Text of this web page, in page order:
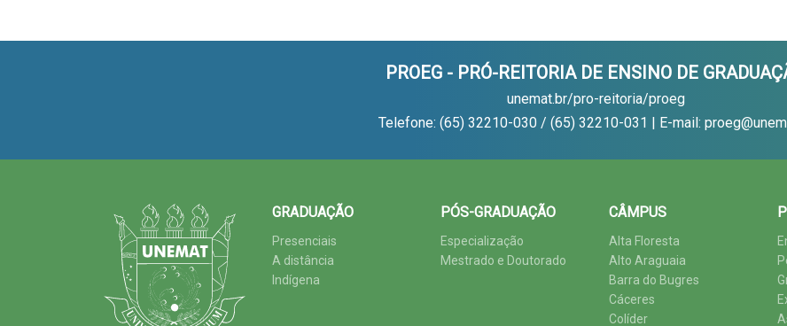
PROEG - PRÓ-REITORIA DE ENSINO DE
unemat.br/pro-reitoria/proeg
Telefone: (65) 32210-030 / (65) 32210-031 | E-mail:
GRADUAÇÃO
Presenciais
A distância
Indígena
PÓS-GRADUAÇÃO
Especialização
Mestrado e Doutorado
CÂMPUS
Alta Floresta
Alto Araguaia
Barra do Bugres
Cáceres
Colíder